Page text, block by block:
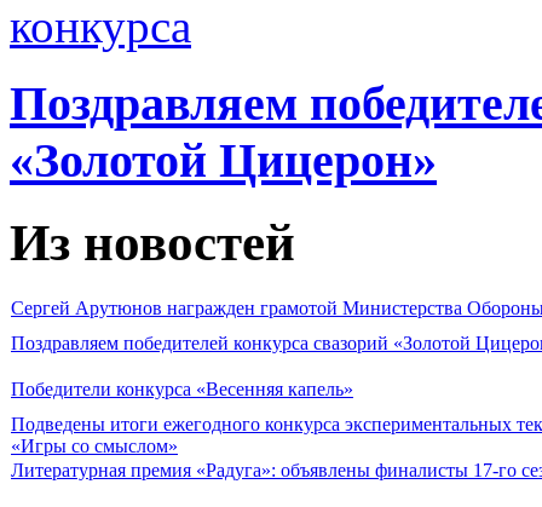
Поздравляем
«Золотой Цицерон»
Из новостей
Сергей Арутюнов награжден грамотой Министерства
Поздравляем победителей конкурса свазорий «Золотой
Победители конкурса «Весенняя капель»
Подведены итоги ежегодного конкурса экспериментальных
«Игры со смыслом»
Литературная премия «Радуга»: объявлены финалисты 17-го